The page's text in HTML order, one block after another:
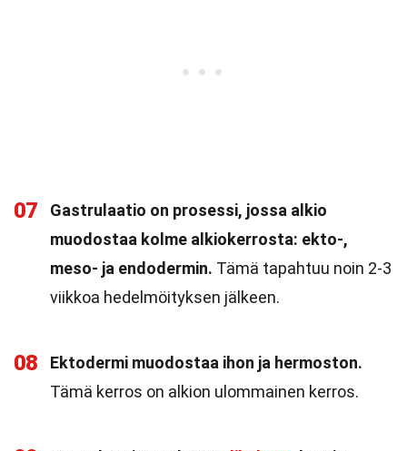
07
Gastrulaatio on prosessi, jossa alkio
muodostaa kolme alkiokerrosta: ekto-,
meso- ja endodermin. Tämä tapahtuu noin 2-3
viikkoa hedelmöityksen jälkeen.
08
Ektodermi muodostaa ihon ja hermoston.
Tämä kerros on alkion ulommainen kerros.